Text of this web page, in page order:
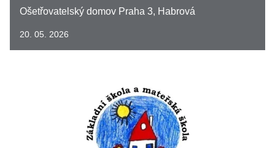
Ošetřovatelský domov Praha 3, Habrová
20. 05. 2026